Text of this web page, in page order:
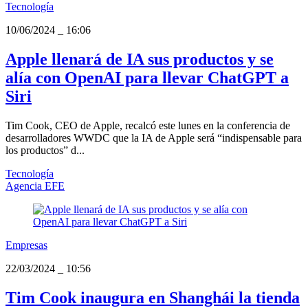
Tecnología
10/06/2024
16:06
Apple llenará de IA sus productos y se
alía con OpenAI para llevar ChatGPT a
Siri
Tim Cook, CEO de Apple, recalcó este lunes en la conferencia de
desarrolladores WWDC que la IA de Apple será “indispensable para
los productos” d...
Tecnología
Agencia EFE
Empresas
22/03/2024
10:56
Tim Cook inaugura en Shanghái la tienda